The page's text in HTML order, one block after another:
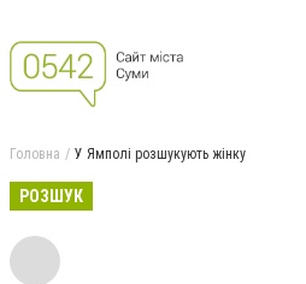
Головна У Ямполі розшукують жінку
РОЗШУК